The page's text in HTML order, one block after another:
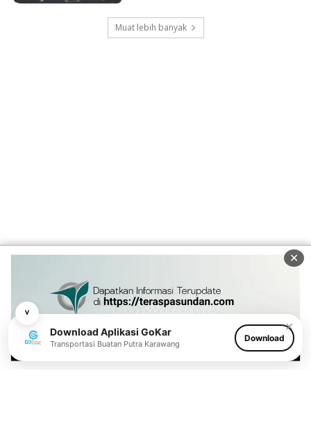
˅
✕
Download Aplikasi GoKar
Transportasi Buatan Putra Karawang
Download
Muat lebih banyak
✕